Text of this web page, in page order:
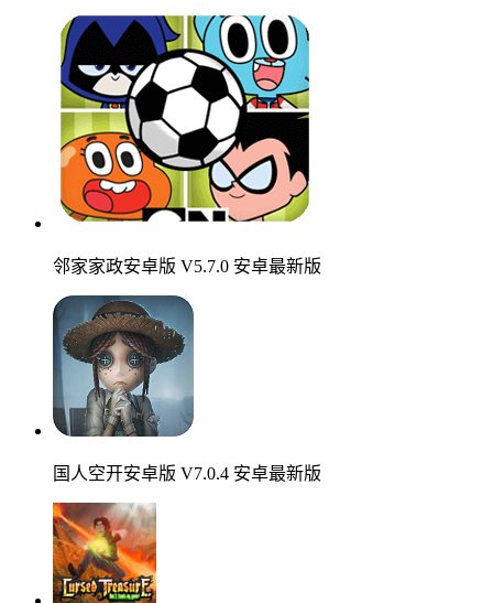
邻家家政安卓版 V5.7.0 安卓最新版
国人空开安卓版 V7.0.4 安卓最新版